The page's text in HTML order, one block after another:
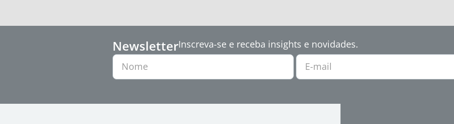
NewsletterInscreva-se e receba insights e novidades.
Nome
E-mail